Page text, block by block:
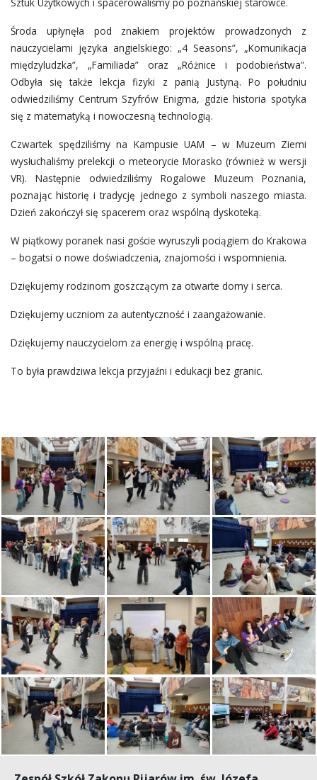
Środa upłynęła pod znakiem projektów prowadzonych z
nauczycielami języka angielskiego: „4 Seasons”, „Komunikacja
międzyludzka”, „Familiada” oraz „Różnice i podobieństwa”.
Odbyła się także lekcja fizyki z panią Justyną. Po południu
odwiedziliśmy Centrum Szyfrów Enigma, gdzie historia spotyka
się z matematyką i nowoczesną technologią.
Czwartek spędziliśmy na Kampusie UAM – w Muzeum Ziemi
wysłuchaliśmy prelekcji o meteorycie Morasko (również w wersji
VR). Następnie odwiedziliśmy Rogalowe Muzeum Poznania,
poznając historię i tradycję jednego z symboli naszego miasta.
Dzień zakończył się spacerem oraz wspólną dyskoteką.
W piątkowy poranek nasi goście wyruszyli pociągiem do Krakowa
– bogatsi o nowe doświadczenia, znajomości i wspomnienia.
Dziękujemy rodzinom goszczącym za otwarte domy i serca.
Dziękujemy uczniom za autentyczność i zaangażowanie.
Dziękujemy nauczycielom za energię i wspólną pracę.
To była prawdziwa lekcja przyjaźni i edukacji bez granic.